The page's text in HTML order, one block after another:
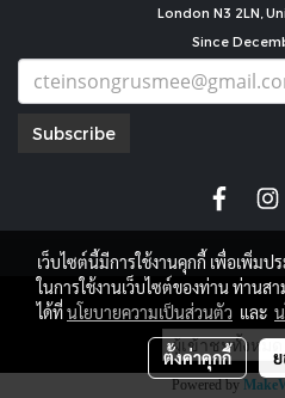
London N3 2LN,
Since
Subscribe
ผู้เข้าชมทั้งหมด
Powered by
เว็บไซต์นี้มีการใช้งานคุกกี้ เพื่อเพิ่ม
ในการใช้งานเว็บไซต์ของท่าน ท่านส
ได้ที่นโยบายความเป็นส่วนตัว และ
ตั้งค่าคุกกี้